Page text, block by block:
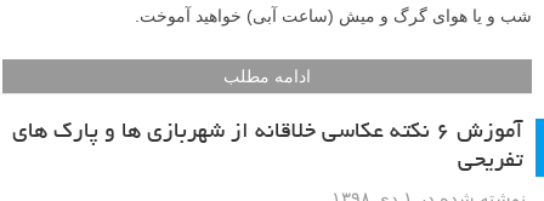
شب و یا هوای گرگ و میش (ساعت آبی) خواهید آموخت.
ادامه مطلب
آموزش ۶ نکته عکاسی خلاقانه از شهربازی ها و پارک های
تفریحی